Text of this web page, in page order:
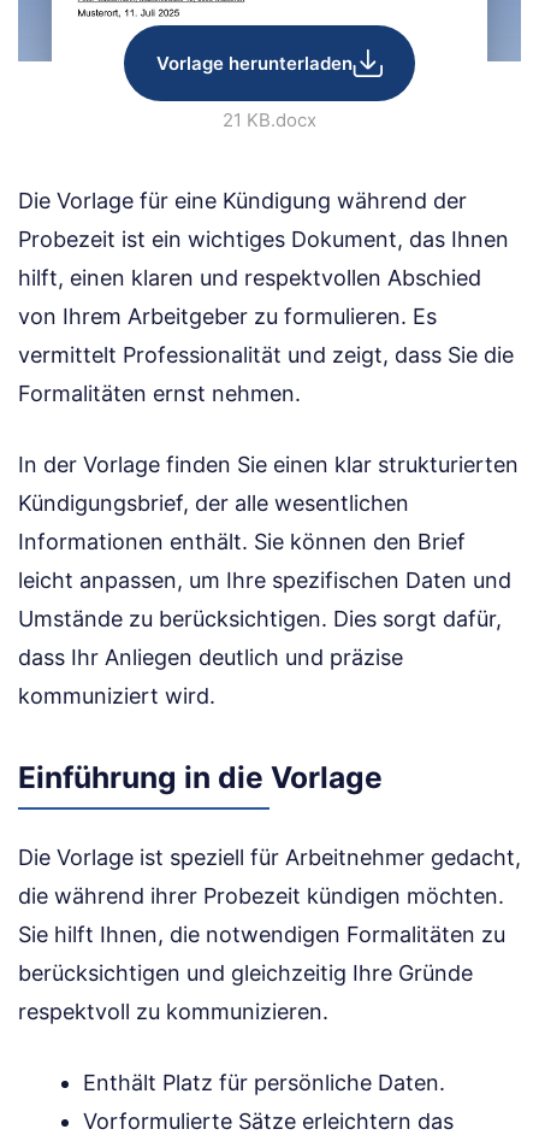
Vorlage herunterladen
21 KB.docx
Die Vorlage für eine Kündigung während der
Probezeit ist ein wichtiges Dokument, das Ihnen
hilft, einen klaren und respektvollen Abschied
von Ihrem Arbeitgeber zu formulieren. Es
vermittelt Professionalität und zeigt, dass Sie die
Formalitäten ernst nehmen.
In der Vorlage finden Sie einen klar strukturierten
Kündigungsbrief, der alle wesentlichen
Informationen enthält. Sie können den Brief
leicht anpassen, um Ihre spezifischen Daten und
Umstände zu berücksichtigen. Dies sorgt dafür,
dass Ihr Anliegen deutlich und präzise
kommuniziert wird.
Einführung in die Vorlage
Die Vorlage ist speziell für Arbeitnehmer gedacht,
die während ihrer Probezeit kündigen möchten.
Sie hilft Ihnen, die notwendigen Formalitäten zu
berücksichtigen und gleichzeitig Ihre Gründe
respektvoll zu kommunizieren.
Enthält Platz für persönliche Daten.
Vorformulierte Sätze erleichtern das